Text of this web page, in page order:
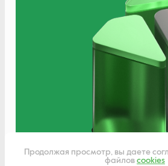
Продолжая просмотр, вы даете
файлов cookies